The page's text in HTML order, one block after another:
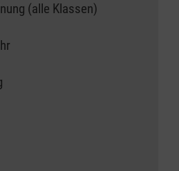
(alle Klassen)